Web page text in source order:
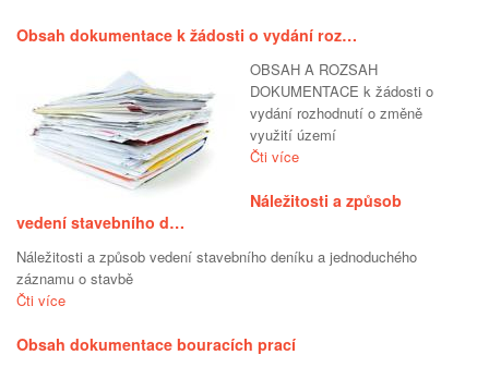
Obsah dokumentace k žádosti o vydání roz…
OBSAH A ROZSAH
DOKUMENTACE k žádosti o
vydání rozhodnutí o změně
využití území
Čti více
Náležitosti a způsob
vedení stavebního d…
Náležitosti a způsob vedení stavebního deníku a jednoduchého
záznamu o stavbě
Čti více
Obsah dokumentace bouracích prací